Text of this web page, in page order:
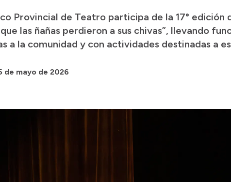
Provincial de Teatro participa de la 17°
que las ñañas perdieron a sus chivas”, llevando
a la comunidad y con actividades destinadas a
de mayo de 2026